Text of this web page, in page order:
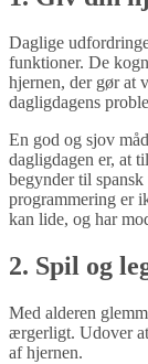
Daglige
funktioner. De
hjernen, der gør at
dagligdagens
En god og sjov
dagligdagen er, at
begynder til
programmering er
kan lide, og har
2. Spil og
Med alderen
ærgerligt. Udover
af hjernen.